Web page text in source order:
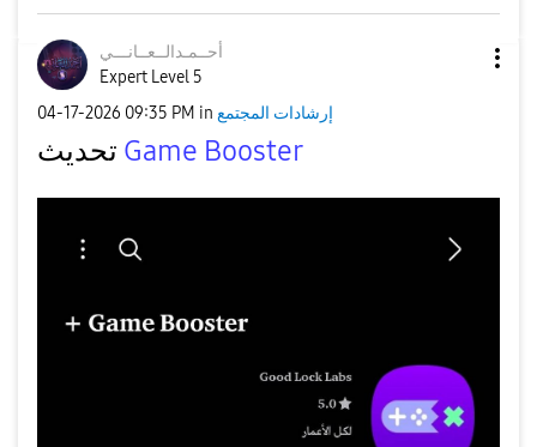
أحــمـدالــعــانـــي
Expert Level 5
‎04-17-2026 09:35 PM in إرشادات المجتمع
Game Booster